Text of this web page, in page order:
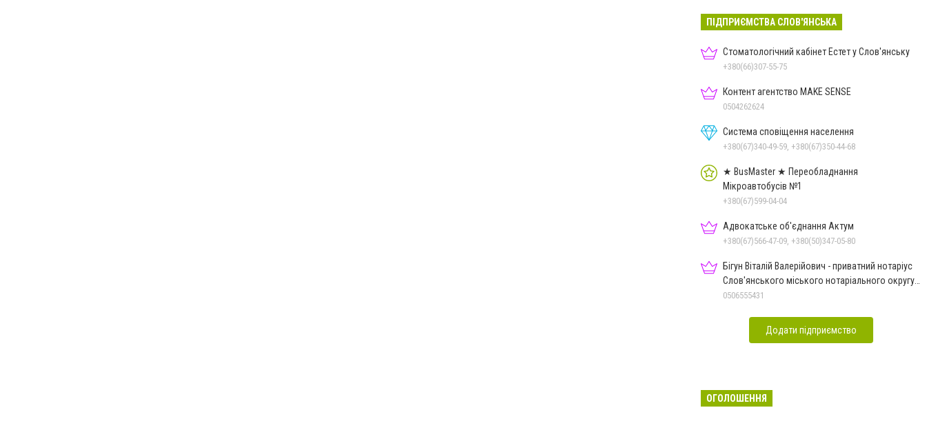
ПІДПРИЄМСТВА СЛОВ'ЯНСЬКА
Стоматологічний кабінет Естет у Слов'янську
+380(66)307-55-75
Контент агентство MAKE SENSE
0504262624
Система сповіщення населення
+380(67)340-49-59, +380(67)350-44-68
★ BusMaster ★ Переобладнання
Мікроавтобусів №1
+380(67)599-04-04
Адвокатське об'єднання Актум
+380(67)566-47-09, +380(50)347-05-80
Бігун Віталій Валерійович - приватний нотаріус
Слов'янського міського нотаріального округу
Дон.обл.
0506555431
Додати підприємство
ОГОЛОШЕННЯ